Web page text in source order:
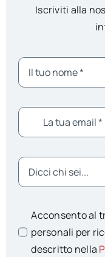
Iscriviti alla
Acconsento al
personali per
descritto nella